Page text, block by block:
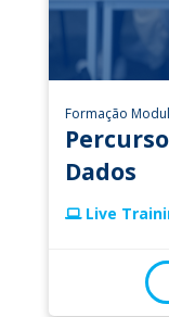
Formação
Dados
Live